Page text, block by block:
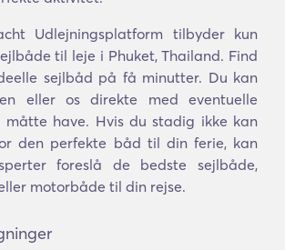
Udlejningsplatform tilbyder kun
til leje i Phuket, Thailand. Find
sejlbåd på få minutter. Du kan
eller os direkte med eventuelle
måtte have. Hvis du stadig ikke kan
den perfekte båd til din ferie, kan
foreslå de bedste sejlbåde,
motorbåde til din rejse.